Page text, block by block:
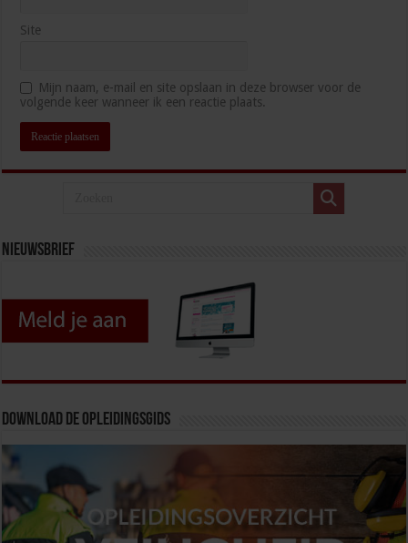
Site
Mijn naam, e-mail en site opslaan in deze browser voor de
volgende keer wanneer ik een reactie plaats.
Nieuwsbrief
Download de opleidingsgids